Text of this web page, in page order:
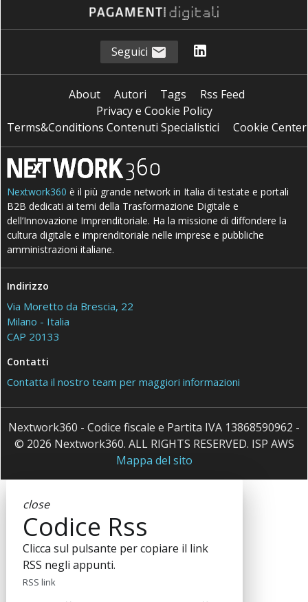
Seguici
About Autori Tags
Rss Feed
Privacy e Cookie Policy
Terms&Conditions Contenuti Specialistici
Cookie Center
Nextwork360 è il più grande network in Italia di testate e portali
B2B dedicati ai temi della Trasformazione Digitale e
dell’Innovazione Imprenditoriale. Ha la missione di diffondere la
cultura digitale e imprenditoriale nelle imprese e pubbliche
amministrazioni italiane.
Indirizzo
Via Moretto da Brescia, 22
Milano - Italia
CAP 20133
Contatti
Contatta il nostro team per maggiori informazioni
Nextwork360 - Codice fiscale e Partita IVA 13868590962 -
© 2026 Nextwork360. ALL RIGHTS RESERVED. ISP AWS
Mappa del sito
close
Codice Rss
Clicca sul pulsante per copiare il link
RSS negli appunti.
RSS link